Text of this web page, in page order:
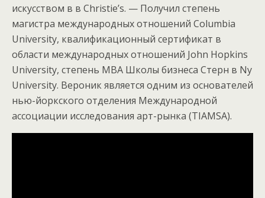
искусством в в Christie’s. — Получил степень
магистра международных отношений Columbia
University, квалификационный сертификат в
области международных отношений John Hopkins
University, степень MBA Школы бизнеса Стерн в Ny
University. Вероник является одним из основателей
нью-йоркского отделения Международной
ассоциации исследования арт-рынка (TIAMSA).